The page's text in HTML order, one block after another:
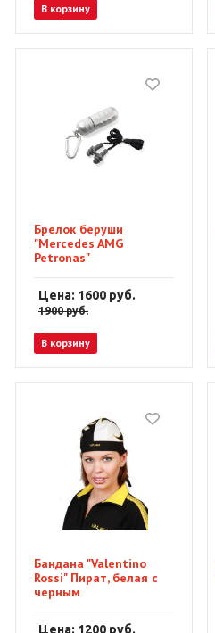
В корзину
Брелок беруши
"Mercedes AMG
Petronas"
Цена: 1600 руб.
1900руб.
В корзину
Бандана "Valentino
Rossi" Пират, белая с
черным
Цена: 1200 руб.